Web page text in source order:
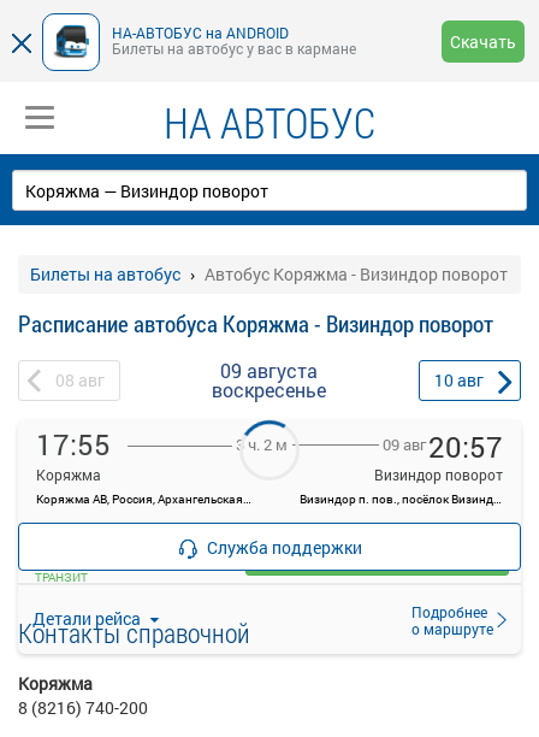
НА-АВТОБУС на ANDROID
Билеты на автобус у вас в кармане
Скачать
НА АВТОБУС
Билеты на автобус Автобус Коряжма - Визиндор поворот
Расписание автобуса Коряжма - Визиндор поворот
08 авг 09 августа
воскресенье 10авг
17:55
Коряжма
Коряжма АВ, Россия, Архангельская область, Коряжма, Архангельская ул, 14
3 ч. 2 м 09 авг20:57
Визиндор поворот
Визиндор п. пов., посёлок Визиндор, Россия
Детали рейса
Подробнее
о маршруте
—
ТРАНЗИТ
Загрузить цену
Служба поддержки
Контакты справочной
Коряжма
8 (8216) 740-200